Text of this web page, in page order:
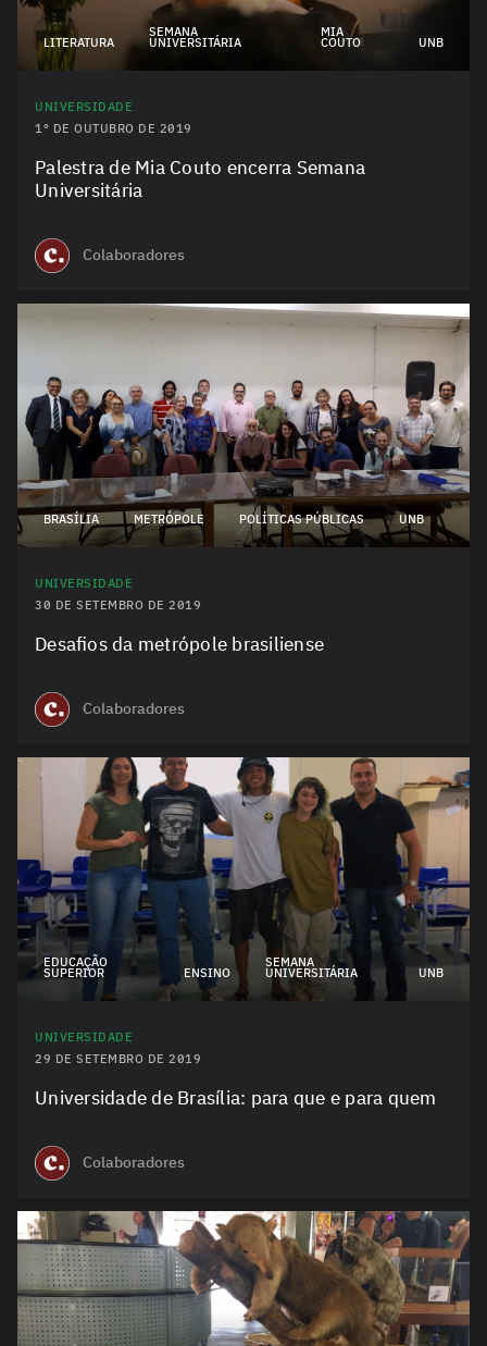
LITERATURA
SEMANA
UNIVERSITÁRIA
MIA
COUTO
UNB
UNIVERSIDADE
1º DE OUTUBRO DE 2019
Palestra de Mia Couto encerra Semana
Universitária
Colaboradores
BRASÍLIA METRÓPOLE POLÍTICAS PÚBLICAS UNB
UNIVERSIDADE
30 DE SETEMBRO DE 2019
Desafios da metrópole brasiliense
Colaboradores
EDUCAÇÃO
SUPERIOR
ENSINO
SEMANA
UNIVERSITÁRIA
UNB
UNIVERSIDADE
29 DE SETEMBRO DE 2019
Universidade de Brasília: para que e para quem
Colaboradores